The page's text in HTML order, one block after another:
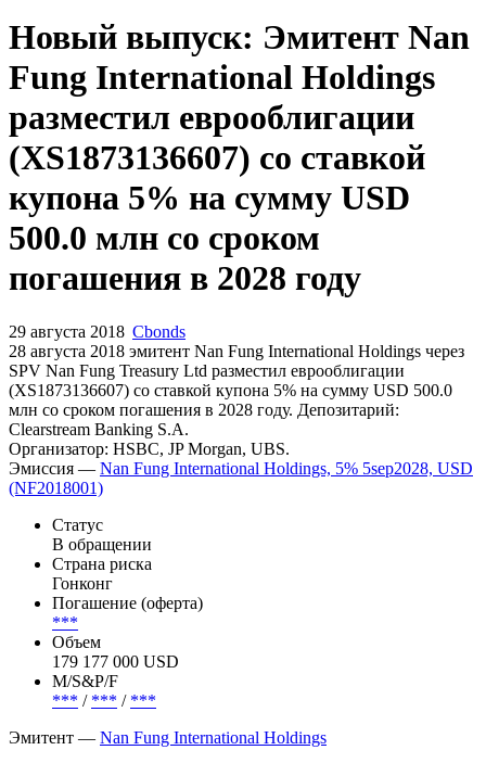
Новый выпуск: Эмитент Nan
Fung International Holdings
разместил еврооблигации
(XS1873136607) со ставкой
купона 5% на сумму USD
500.0 млн со сроком
погашения в 2028 году
29 августа 2018 Cbonds
28 августа 2018 эмитент Nan Fung International Holdings через
SPV Nan Fung Treasury Ltd разместил еврооблигации
(XS1873136607) cо ставкой купона 5% на сумму USD 500.0
млн со сроком погашения в 2028 году. Депозитарий:
Clearstream Banking S.A.
Организатор: HSBC, JP Morgan, UBS.
Эмиссия — Nan Fung International Holdings, 5% 5sep2028, USD
(NF2018001)
Статус
В обращении
Страна риска
Гонконг
Погашение (оферта)
***
Объем
179 177 000 USD
М/S&P/F
*** / *** / ***
Эмитент — Nan Fung International Holdings